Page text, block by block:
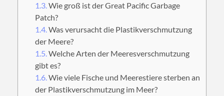
1.3.Wie groß ist der Great Pacific Garbage
Patch?
1.4.Was verursacht die Plastikverschmutzung
der Meere?
1.5.Welche Arten der Meeresverschmutzung
gibt es?
1.6.Wie viele Fische und Meerestiere sterben an
der Plastikverschmutzung im Meer?